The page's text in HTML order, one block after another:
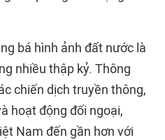
bá hình ảnh đất nước là
nhiều thập kỷ. Thông
chiến dịch truyền thông,
hoạt động đối ngoại,
Nam đến gần hơn với